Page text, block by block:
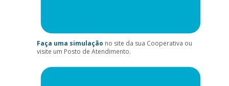
Faça uma simulação no site da sua Cooperativa ou
visite um Posto de Atendimento.